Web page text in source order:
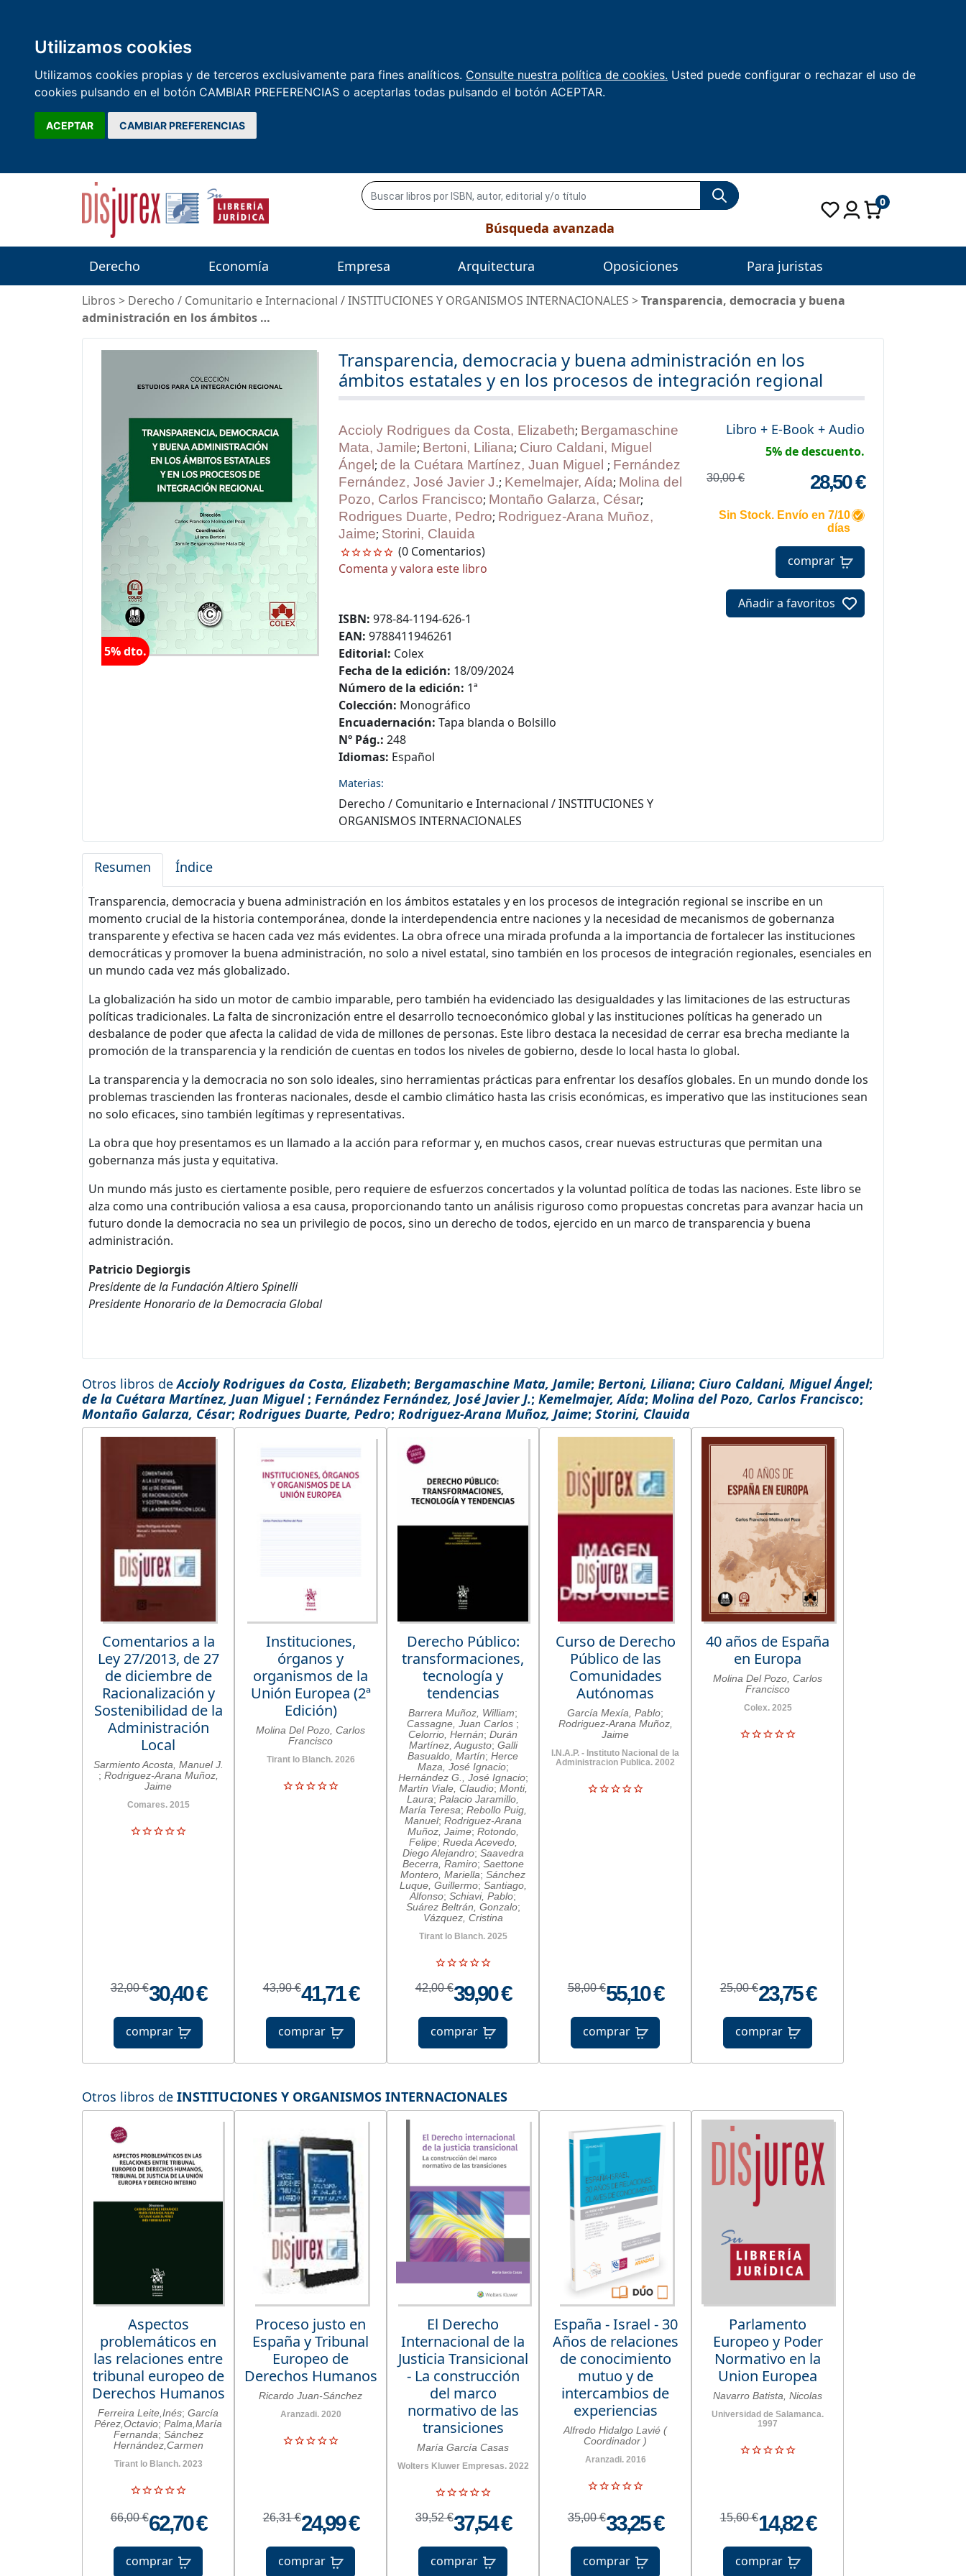
Utilizamos cookies
Utilizamos cookies propias y de terceros exclusivamente para fines analíticos. Consulte nuestra política de cookies. Usted puede configurar o rechazar el uso de
cookies pulsando en el botón CAMBIAR PREFERENCIAS o aceptarlas todas pulsando el botón ACEPTAR.
ACEPTAR CAMBIAR PREFERENCIAS
Búsqueda avanzada
0
Derecho Economía Empresa Arquitectura Oposiciones Para juristas
Libros > Derecho / Comunitario e Internacional /INSTITUCIONES Y ORGANISMOS INTERNACIONALES >Transparencia, democracia y buena
administración en los ámbitos …
Transparencia, democracia y buena administración en los
ámbitos estatales y en los procesos de integración regional
5% dto.
Accioly Rodrigues da Costa, Elizabeth; Bergamaschine
Mata, Jamile; Bertoni, Liliana; Ciuro Caldani, Miguel
Ángel; de la Cuétara Martínez, Juan Miguel ; Fernández
Fernández, José Javier J.; Kemelmajer, Aída; Molina del
Pozo, Carlos Francisco; Montaño Galarza, César;
Rodrigues Duarte, Pedro; Rodriguez-Arana Muñoz,
Jaime; Storini, Clauida
(0 Comentarios)
Comenta y valora este libro
Libro + E-Book + Audio
5% de descuento.
30,00 € 28,50 €
Sin Stock. Envío en 7/10
días
comprar
Añadir a favoritos
ISBN: 978-84-1194-626-1
EAN: 9788411946261
Editorial: Colex
Fecha de la edición: 18/09/2024
Número de la edición: 1ª
Colección: Monográfico
Encuadernación: Tapa blanda o Bolsillo
Nº Pág.: 248
Idiomas: Español
Materias:
Derecho / Comunitario e Internacional /INSTITUCIONES Y
ORGANISMOS INTERNACIONALES
Resumen Índice
Transparencia, democracia y buena administración en los ámbitos estatales y en los procesos de integración regional se inscribe en un
momento crucial de la historia contemporánea, donde la interdependencia entre naciones y la necesidad de mecanismos de gobernanza
transparente y efectiva se hacen cada vez más evidentes. La obra ofrece una mirada profunda a la importancia de fortalecer las instituciones
democráticas y promover la buena administración, no solo a nivel estatal, sino también en los procesos de integración regionales, esenciales en
un mundo cada vez más globalizado.
La globalización ha sido un motor de cambio imparable, pero también ha evidenciado las desigualdades y las limitaciones de las estructuras
políticas tradicionales. La falta de sincronización entre el desarrollo tecnoeconómico global y las instituciones políticas ha generado un
desbalance de poder que afecta la calidad de vida de millones de personas. Este libro destaca la necesidad de cerrar esa brecha mediante la
promoción de la transparencia y la rendición de cuentas en todos los niveles de gobierno, desde lo local hasta lo global.
La transparencia y la democracia no son solo ideales, sino herramientas prácticas para enfrentar los desafíos globales. En un mundo donde los
problemas trascienden las fronteras nacionales, desde el cambio climático hasta las crisis económicas, es imperativo que las instituciones sean
no solo eficaces, sino también legítimas y representativas.
La obra que hoy presentamos es un llamado a la acción para reformar y, en muchos casos, crear nuevas estructuras que permitan una
gobernanza más justa y equitativa.
Un mundo más justo es ciertamente posible, pero requiere de esfuerzos concertados y la voluntad política de todas las naciones. Este libro se
alza como una contribución valiosa a esa causa, proporcionando tanto un análisis riguroso como propuestas concretas para avanzar hacia un
futuro donde la democracia no sea un privilegio de pocos, sino un derecho de todos, ejercido en un marco de transparencia y buena
administración.
Patricio Degiorgis
Presidente de la Fundación Altiero Spinelli
Presidente Honorario de la Democracia Global
Otros libros deAccioly Rodrigues da Costa, Elizabeth; Bergamaschine Mata, Jamile; Bertoni, Liliana; Ciuro Caldani, Miguel Ángel;
de la Cuétara Martínez, Juan Miguel ; Fernández Fernández, José Javier J.; Kemelmajer, Aída; Molina del Pozo, Carlos Francisco;
Montaño Galarza, César; Rodrigues Duarte, Pedro; Rodriguez-Arana Muñoz, Jaime; Storini, Clauida
Comentarios a la
Ley 27/2013, de 27
de diciembre de
Racionalización y
Sostenibilidad de la
Administración
Local
Sarmiento Acosta, Manuel J.
; Rodriguez-Arana Muñoz,
Jaime
Comares. 2015
32,00 €30,40 €
comprar
Instituciones,
órganos y
organismos de la
Unión Europea (2ª
Edición)
Molina Del Pozo, Carlos
Francisco
Tirant lo Blanch. 2026
43,90 €41,71 €
comprar
Derecho Público:
transformaciones,
tecnología y
tendencias
Barrera Muñoz, William;
Cassagne, Juan Carlos ;
Celorrio, Hernán;Durán
Martínez, Augusto; Galli
Basualdo, Martín;Herce
Maza, José Ignacio;
Hernández G., José Ignacio;
Martín Viale, Claudio; Monti,
Laura;Palacio Jaramillo,
María Teresa; Rebollo Puig,
Manuel; Rodriguez-Arana
Muñoz, Jaime; Rotondo,
Felipe; Rueda Acevedo,
Diego Alejandro; Saavedra
Becerra, Ramiro; Saettone
Montero, Mariella;Sánchez
Luque, Guillermo; Santiago,
Alfonso;Schiavi, Pablo;
Suárez Beltrán, Gonzalo;
Vázquez, Cristina
Tirant lo Blanch. 2025
42,00 €39,90 €
comprar
Curso de Derecho
Público de las
Comunidades
Autónomas
García Mexía, Pablo;
Rodriguez-Arana Muñoz,
Jaime
I.N.A.P. - Instituto Nacional de la
Administracion Publica. 2002
58,00 €55,10 €
comprar
40 años de España
en Europa
Molina Del Pozo, Carlos
Francisco
Colex. 2025
25,00 €23,75 €
comprar
Otros libros de INSTITUCIONES Y ORGANISMOS INTERNACIONALES
Aspectos
problemáticos en
las relaciones entre
tribunal europeo de
Derechos Humanos
Ferreira Leite,Inés;García
Pérez,Octavio;Palma,María
Fernanda; Sánchez
Hernández,Carmen
Tirant lo Blanch. 2023
66,00 €62,70 €
comprar
Proceso justo en
España y Tribunal
Europeo de
Derechos Humanos
Ricardo Juan-Sánchez
Aranzadi. 2020
26,31 €24,99 €
comprar
El Derecho
Internacional de la
Justicia Transicional
- La construcción
del marco
normativo de las
transiciones
María García Casas
Wolters Kluwer Empresas. 2022
39,52 €37,54 €
comprar
España - Israel - 30
Años de relaciones
de conocimiento
mutuo y de
intercambios de
experiencias
Alfredo Hidalgo Lavié (
Coordinador )
Aranzadi. 2016
35,00 €33,25 €
comprar
Parlamento
Europeo y Poder
Normativo en la
Union Europea
Navarro Batista, Nicolas
Universidad de Salamanca.
1997
15,60 €14,82 €
comprar